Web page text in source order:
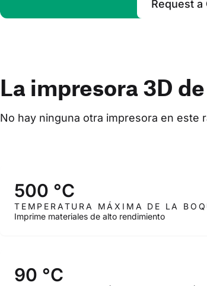
Request a
La impresora 3D
No hay ninguna otra impresora en
500 °C
TEMPERATURA MÁXIMA DE LA
Imprime materiales de alto rendimiento
90 °C